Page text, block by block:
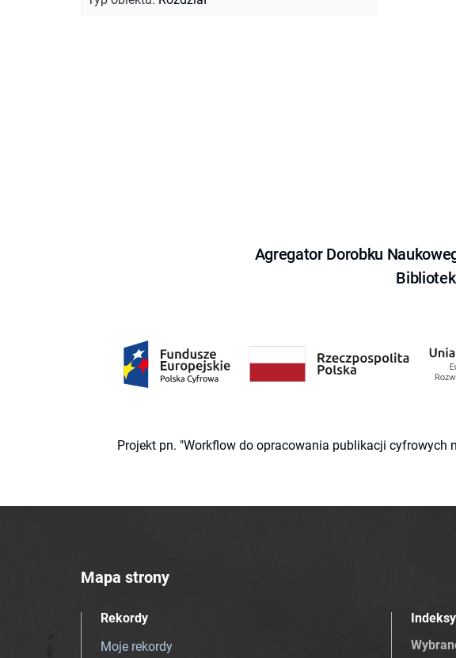
Agregator Dorobku
Projekt pn. "Workflow do opracowania publikacji cyfrowych
Mapa strony
Rekordy
Moje rekordy
Indeksy